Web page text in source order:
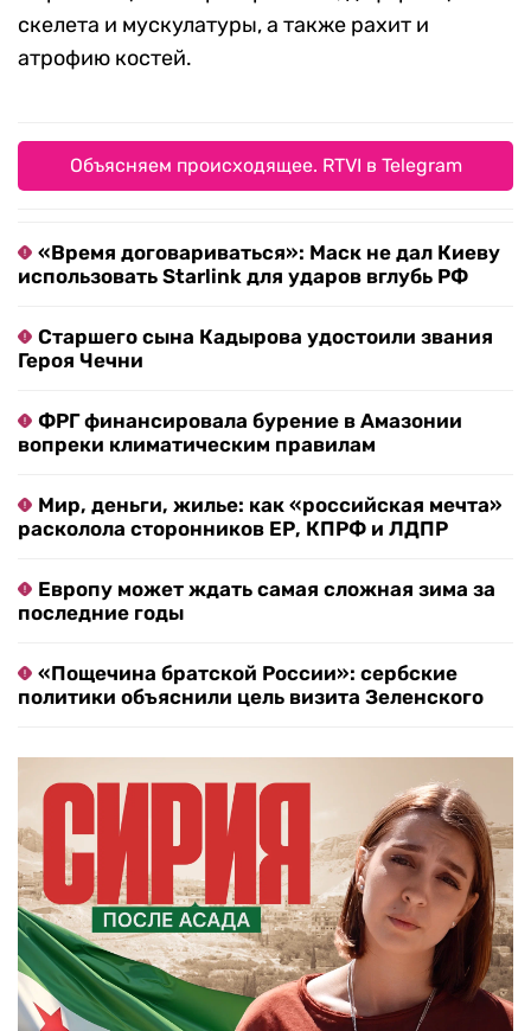
скелета и мускулатуры, а также рахит и
атрофию костей.
Объясняем происходящее. RTVI в Telegram
«Время договариваться»: Маск не дал Киеву
использовать Starlink для ударов вглубь РФ
Старшего сына Кадырова удостоили звания
Героя Чечни
ФРГ финансировала бурение в Амазонии
вопреки климатическим правилам
Мир, деньги, жилье: как «российская мечта»
расколола сторонников ЕР, КПРФ и ЛДПР
Европу может ждать самая сложная зима за
последние годы
«Пощечина братской России»: сербские
политики объяснили цель визита Зеленского